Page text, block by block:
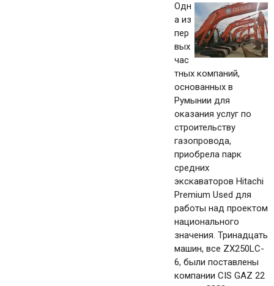
Одн
а из
пер
вых
час
тных компаний,
основанных в
Румынии для
оказания услуг по
строительству
газопровода,
приобрела парк
средних
экскаваторов Hitachi
Premium Used для
работы над проектом
национального
значения. Тринадцать
машин, все ZX250LC-
6, были поставлены
компании CIS GAZ 22